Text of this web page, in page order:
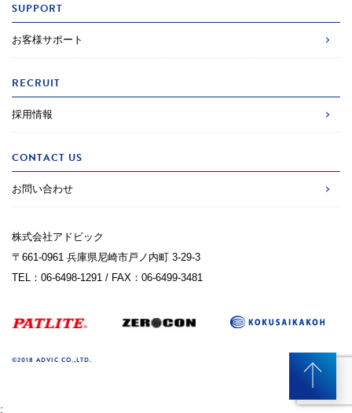
SUPPORT
お客様サポート
RECRUIT
採用情報
CONTACT US
お問い合わせ
株式会社アドビック
〒661-0961 兵庫県尼崎市戸ノ内町 3-29-3
TEL：06-6498-1291 / FAX：06-6499-3481
©2018 ADVIC CO.,LTD.
;